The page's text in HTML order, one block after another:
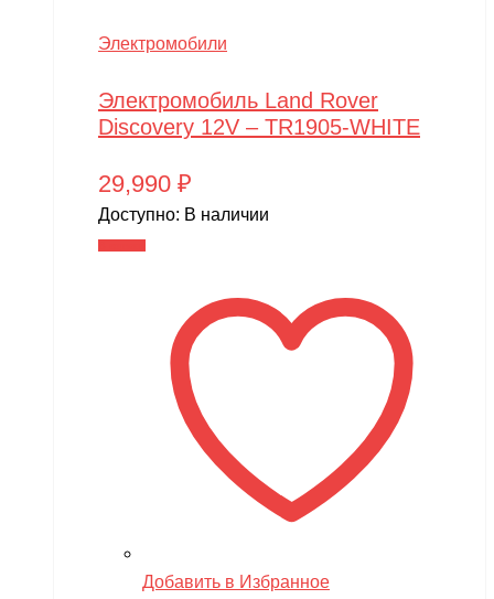
Электромобили
Электромобиль Land Rover
Discovery 12V – TR1905-WHITE
29,990 ₽
Доступно: В наличии
Добавить в Избранное